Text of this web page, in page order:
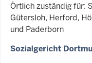
Örtlich zuständig für:
Gütersloh, Herford,
und Paderborn
Sozialgericht